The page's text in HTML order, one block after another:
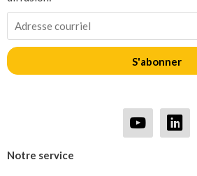
Notre service
S'abonner